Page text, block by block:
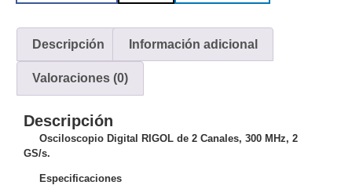
CoaxialCategoría
5eFibra
ÓpticaPara
Alimentación
y
Tipo
CaPTelefónicoVGA
HDMI
Descripción Información adicional
Valoraciones (0)
Descripción
Osciloscopio Digital RIGOL de 2 Canales, 300 MHz, 2
GS/s.
Especificaciones